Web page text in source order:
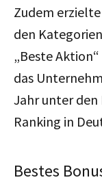
Zudem
den
„Beste
das
Jahr unter
Ranking in
Bestes